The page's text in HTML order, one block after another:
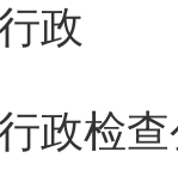
政
政检